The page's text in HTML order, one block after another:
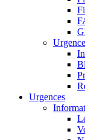
Urgences